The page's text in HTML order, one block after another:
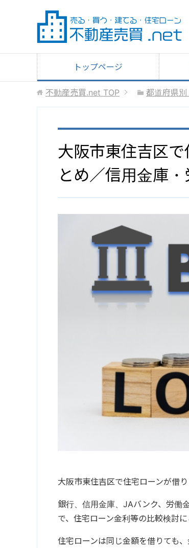
トップページ
不動産売買.net TOP 都道府県
大阪市東住吉区
とめ／信用金庫・
大阪市東住吉区で住宅ローンが借
銀行、信用金庫、JAバンク、労働
で、住宅ローン金利等の比較検討に
住宅ローンは同じ金額を借りても